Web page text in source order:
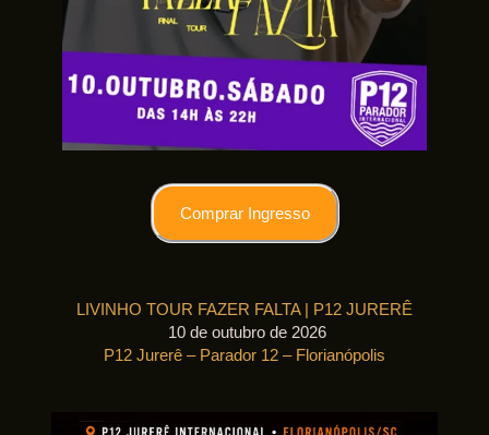
Comprar Ingresso
LIVINHO TOUR FAZER FALTA | P12 JURERÊ
10 de outubro de 2026
P12 Jurerê – Parador 12 – Florianópolis